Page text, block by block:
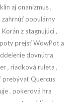
aj onanizmus ,
zahrnúť populárny
z stagnujúci ,
prejsť WowPot a
dovnútra
, riadková ruleta ,
prebývať Quercus
. pokerová hra